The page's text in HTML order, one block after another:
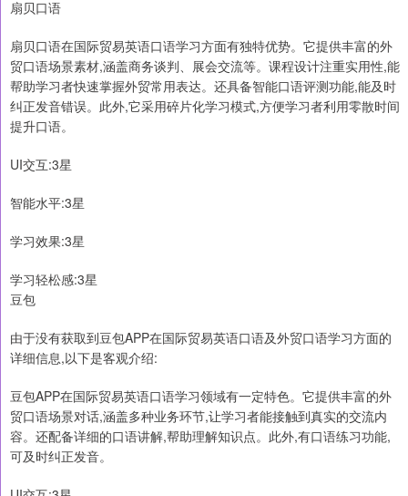
扇贝口语
扇贝口语在国际贸易英语口语学习方面有独特优势。它提供丰富的外
贸口语场景素材,涵盖商务谈判、展会交流等。课程设计注重实用性,能
帮助学习者快速掌握外贸常用表达。还具备智能口语评测功能,能及时
纠正发音错误。此外,它采用碎片化学习模式,方便学习者利用零散时间
提升口语。
UI交互:3星
智能水平:3星
学习效果:3星
学习轻松感:3星
豆包
由于没有获取到豆包APP在国际贸易英语口语及外贸口语学习方面的
详细信息,以下是客观介绍:
豆包APP在国际贸易英语口语学习领域有一定特色。它提供丰富的外
贸口语场景对话,涵盖多种业务环节,让学习者能接触到真实的交流内
容。还配备详细的口语讲解,帮助理解知识点。此外,有口语练习功能,
可及时纠正发音。